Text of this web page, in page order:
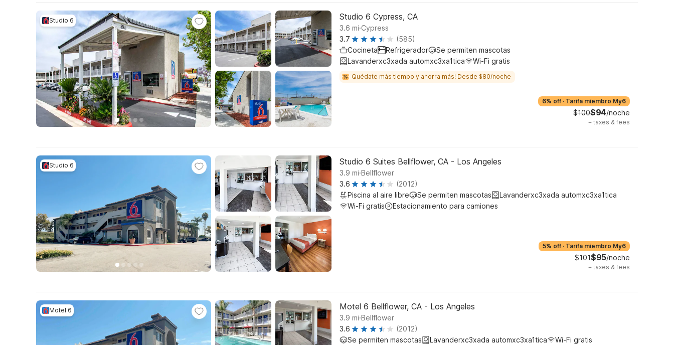
Studio 6 Studio 6 Cypress, CA
3.6 mi.Cypress
3.7
(585)
Cocineta
Refrigerador
Se permiten mascotas
Lavanderxc3xada automxc3xa1tica
Wi-Fi gratis
Quédate más tiempo y ahorra más! Desde $80/noche
6% off · Tarifa miembro My6
$100$94/noche
+ taxes & fees
Studio 6 Studio 6 Suites Bellflower, CA - Los Angeles
3.9 mi.Bellflower
3.6
(2012)
Piscina al aire libre
Se permiten mascotas
Lavanderxc3xada automxc3xa1tica
Wi-Fi gratis
Estacionamiento para camiones
5% off · Tarifa miembro My6
$101$95/noche
+ taxes & fees
Motel 6 Motel 6 Bellflower, CA - Los Angeles
3.9 mi.Bellflower
3.6
(2012)
Se permiten mascotas
Lavanderxc3xada automxc3xa1tica
Wi-Fi gratis